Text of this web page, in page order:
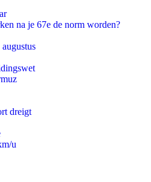
na je 67e de norm worden?
dreigt
u